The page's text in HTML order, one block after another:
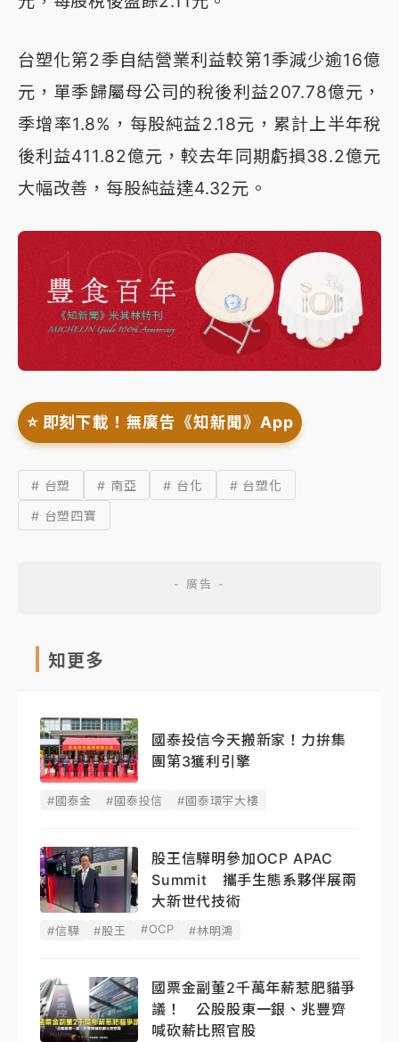
台塑化第2季自結營業利益較第1季減少逾16億
元，單季歸屬母公司的稅後利益207.78億元，
季增率1.8%，每股純益2.18元，累計上半年稅
後利益411.82億元，較去年同期虧損38.2億元
大幅改善，每股純益達4.32元。
⭐️ 即刻下載！無廣告《知新聞》App
# 台塑 # 南亞 # 台化
# 台塑化
# 台塑四寶
知更多
國泰投信今天搬新家！力拚集
團第3獲利引擎
#國泰金 #國泰投信 #國泰環宇大樓
股王信驊明參加OCP APAC
Summit 攜手生態系夥伴展兩
大新世代技術
#信驊 #股王 #OCP #林明鴻
國票金副董2千萬年薪惹肥貓爭
議！ 公股股東一銀、兆豐齊
喊砍薪比照官股